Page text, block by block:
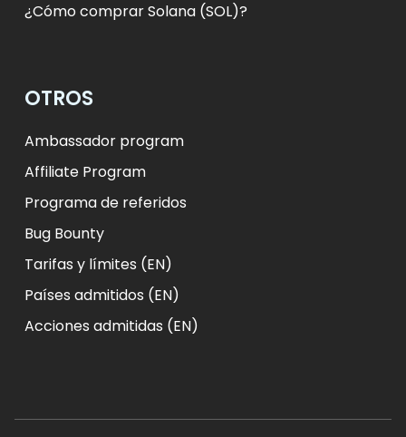
¿Cómo comprar Solana (SOL)?
OTROS
Ambassador program
Affiliate Program
Programa de referidos
Bug Bounty
Tarifas y límites (EN)
Países admitidos (EN)
Acciones admitidas (EN)